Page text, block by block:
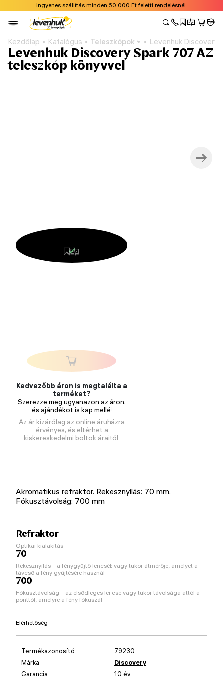
Ingyenes szállítás minden 50 000 Ft feletti rendelésnél.
Kezdőlap Katalógus Teleszkópok Levenhuk Discovery
Levenhuk Discovery Spark 707 AZ
teleszkóp könyvvel
Kedvezőbb áron is megtalálta a
terméket?
Szerezze meg ugyanazon az áron,
és ajándékot is kap mellé!
Az ár kizárólag az online áruházra
érvényes, és eltérhet a
kiskereskedelmi boltok áraitól.
Akromatikus refraktor. Rekesznyílás: 70 mm.
Fókusztávolság: 700 mm
Refraktor
Optikai kialakítás
70
Rekesznyílás – a fénygyűjtő lencsék vagy tükör átmérője, amelyet a
távcső a fény gyűjtésére használ
700
Fókusztávolság – az elsődleges lencse vagy tükör távolsága attól a
ponttól, amelyre a fény fókuszál
Elérhetőség
Termékazonosító
79230
Márka
Discovery
Garancia
10 év